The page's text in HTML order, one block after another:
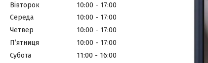
Вівторок
10:00
17:00
Середа
10:00
17:00
Четвер
10:00
17:00
Пʼятниця
10:00
17:00
Субота
11:00
16:00